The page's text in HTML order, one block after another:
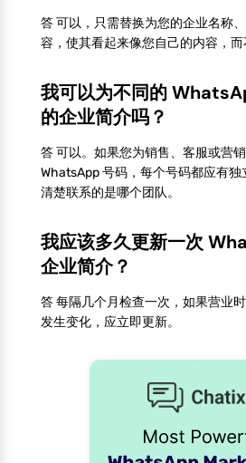
答 可以，只需替换为您的企业名称
容，使其看起来像您自己的内容，而
我可以为不同的
的企业简介吗？
答 可以。如果您为销售、客服或营
WhatsApp 号码，每个号码都应有
清楚联系的是哪个团队。
我应该多久更新一次
企业简介？
答 每隔几个月检查一次，如果营业
发生变化，应立即更新。